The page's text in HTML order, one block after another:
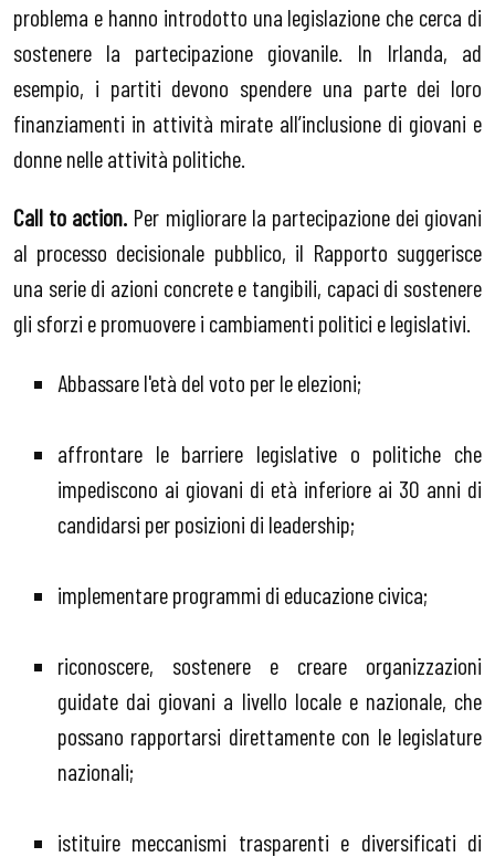
problema e hanno introdotto una legislazione che cerca di
sostenere la partecipazione giovanile. In Irlanda, ad
esempio, i partiti devono spendere una parte dei loro
finanziamenti in attività mirate all’inclusione di giovani e
donne nelle attività politiche.
Call to action. Per migliorare la partecipazione dei giovani
al processo decisionale pubblico, il Rapporto suggerisce
una serie di azioni concrete e tangibili, capaci di sostenere
gli sforzi e promuovere i cambiamenti politici e legislativi.
Abbassare l'età del voto per le elezioni;
affrontare le barriere legislative o politiche che
impediscono ai giovani di età inferiore ai 30 anni di
candidarsi per posizioni di leadership;
implementare programmi di educazione civica;
riconoscere, sostenere e creare organizzazioni
guidate dai giovani a livello locale e nazionale, che
possano rapportarsi direttamente con le legislature
nazionali;
istituire meccanismi trasparenti e diversificati di